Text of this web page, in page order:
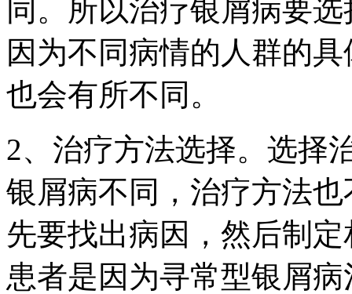
同。所以治疗银屑病要
因为不同病情的人群的
也会有所不同。
2、治疗方法选择。选择
银屑病不同，治疗方法
先要找出病因，然后制
患者是因为寻常型银屑